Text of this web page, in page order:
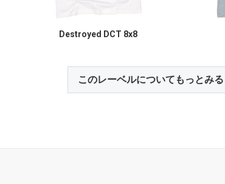
Destroyed DCT 8x8
このレーベルについてもっとみる